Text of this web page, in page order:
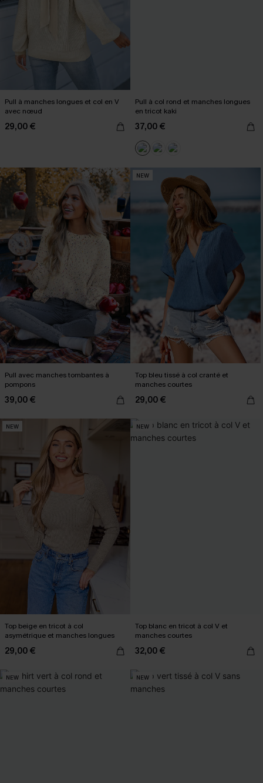
Pull à manches longues et col en V
avec nœud
29,00 €
Pull à col rond et manches longues
en tricot kaki
37,00 €
Pull avec manches tombantes à
pompons
39,00 €
NEW
Top bleu tissé à col cranté et
manches courtes
29,00 €
NEW
Top beige en tricot à col
asymétrique et manches longues
29,00 €
NEW
Top blanc en tricot à col V et
manches courtes
32,00 €
NEW NEW